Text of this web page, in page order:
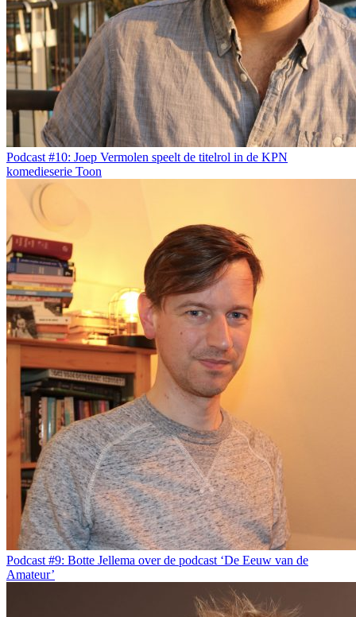
Podcast #10: Joep Vermolen speelt de titelrol in de KPN
komedieserie Toon
Podcast #9: Botte Jellema over de podcast ‘De Eeuw van de
Amateur’